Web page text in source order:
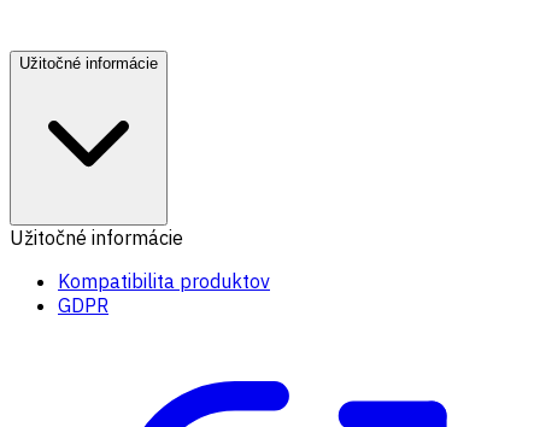
Užitočné informácie
Užitočné informácie
Kompatibilita produktov
GDPR